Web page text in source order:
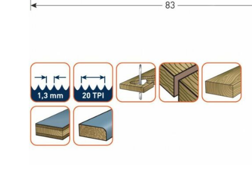
Decoupeerzaagblad DC220 / T101DP (5 st)